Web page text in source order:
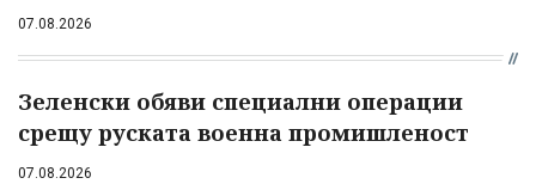
07.08.2026
Зеленски обяви специални операции
срещу руската военна промишленост
07.08.2026